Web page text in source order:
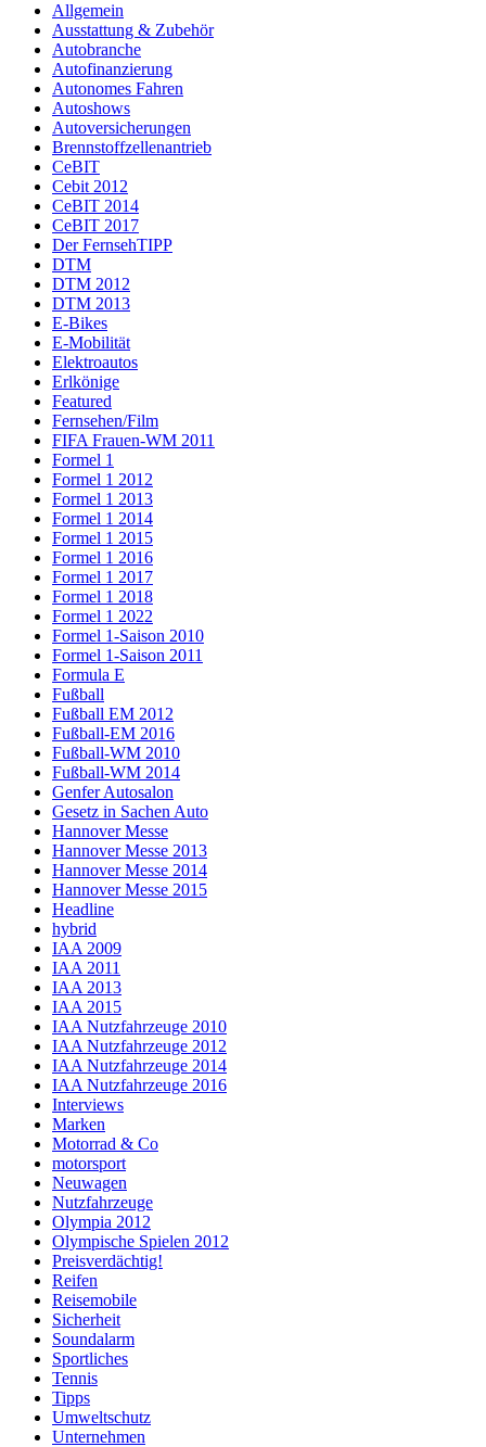
Allgemein
Ausstattung & Zubehör
Autobranche
Autofinanzierung
Autonomes Fahren
Autoshows
Autoversicherungen
Brennstoffzellenantrieb
CeBIT
Cebit 2012
CeBIT 2014
CeBIT 2017
Der FernsehTIPP
DTM
DTM 2012
DTM 2013
E-Bikes
E-Mobilität
Elektroautos
Erlkönige
Featured
Fernsehen/Film
FIFA Frauen-WM 2011
Formel 1
Formel 1 2012
Formel 1 2013
Formel 1 2014
Formel 1 2015
Formel 1 2016
Formel 1 2017
Formel 1 2018
Formel 1 2022
Formel 1-Saison 2010
Formel 1-Saison 2011
Formula E
Fußball
Fußball EM 2012
Fußball-EM 2016
Fußball-WM 2010
Fußball-WM 2014
Genfer Autosalon
Gesetz in Sachen Auto
Hannover Messe
Hannover Messe 2013
Hannover Messe 2014
Hannover Messe 2015
Headline
hybrid
IAA 2009
IAA 2011
IAA 2013
IAA 2015
IAA Nutzfahrzeuge 2010
IAA Nutzfahrzeuge 2012
IAA Nutzfahrzeuge 2014
IAA Nutzfahrzeuge 2016
Interviews
Marken
Motorrad & Co
motorsport
Neuwagen
Nutzfahrzeuge
Olympia 2012
Olympische Spielen 2012
Preisverdächtig!
Reifen
Reisemobile
Sicherheit
Soundalarm
Sportliches
Tennis
Tipps
Umweltschutz
Unternehmen